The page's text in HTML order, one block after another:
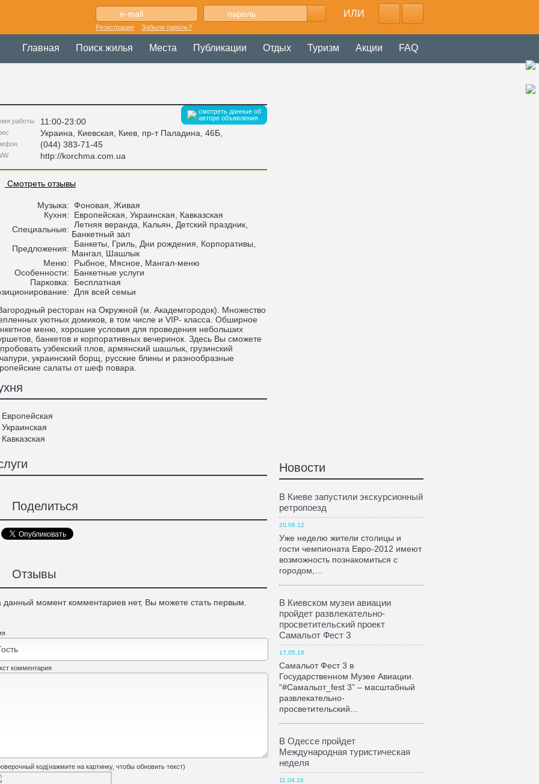
ИЛИ
Регистрация Забыли пароль?
Главная Поиск жилья Места Публикации Отдых Туризм Акции FAQ
смотреть данные об
авторе объявления
работы 11:00-23:00
Украина Киевская , Киев, пр-т Паладина, 46Б
(044) 383-71-45
http://korchma.com.ua
Смотреть отзывы
Музыка: Фоновая, Живая
Кухня:
Европейская, Украинская, Кавказская
Специальные:
Летняя веранда, Кальян, Детский праздник,
Банкетный зал
Предложения:
Банкеты, Гриль, Дни рождения, Корпоративы,
Мангал, Шашлык
Меню:
Рыбное, Мясное, Мангал-меню
Особенности:
Банкетные услуги
Парковка:
Бесплатная
Для всей семьи
ресторан на Окружной (м. Академгородок). Множество
уютных домиков, в том числе и VIP- класса. Обширное
меню, хорошие условия для проведения небольших
банкетов и корпоративных вечеринок. Здесь Вы сможете
узбекский плов, армянский шашлык, грузинский
украинский борщ, русские блины и разнообразные
салаты от шеф повара.
Европейская
Украинская
Кавказская
Поделиться
Отзывы
данный момент комментариев нет, Вы можете стать первым.
комментария
код(нажмите на картинку, чтобы обновить текст)
Новости
В Киеве запустили экскурсионный
ретропоезд
20.06.12
Уже неделю жители столицы и
гости чемпионата Евро-2012 имеют
возможность познакомиться с
городом,…
В Киевском музеи авиации
пройдет развлекательно-
просветительский проект
Самальот Фест 3
17.05.16
Самальот Фест 3 в
Государственном Музее Авиации.
“#Самальот_fest 3” – масштабный
развлекательно-
просветительский…
В Одессе пройдет
Международная туристическая
неделя
11.04.16